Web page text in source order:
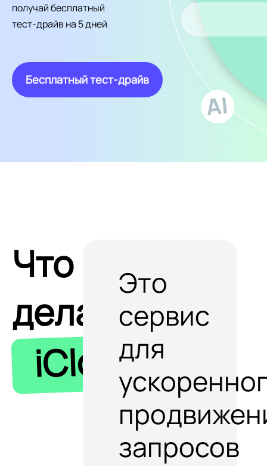
получай бесплатный
тест-драйв на 5 дней
Бесплатный тест-драйв
Что
делает
iClobot
Это
сервис
для
запросов